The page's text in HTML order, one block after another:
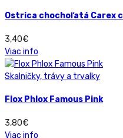
Ostrica chochoľatá Carex
3,40€
Viac info
Skalničky, trávy a trvalky
Flox Phlox Famous Pink
3,80€
Viac info